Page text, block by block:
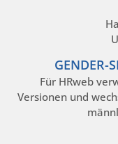
GENDER-
Für HRweb
Versionen und